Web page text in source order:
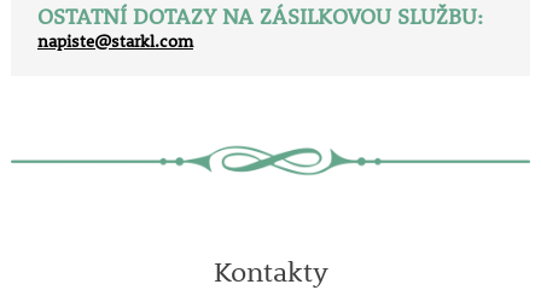
OSTATNÍ DOTAZY NA ZÁSILKOVOU SLUŽBU:
napiste@starkl.com
Kontakty